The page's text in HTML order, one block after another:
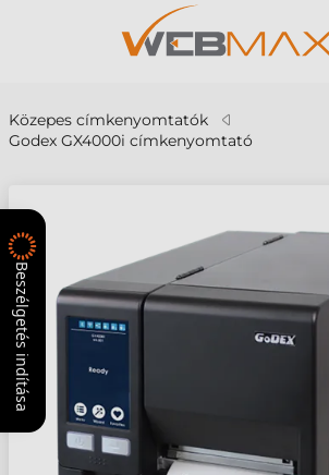
Közepes címkenyomtatók
Godex GX4000i címkenyomtató
Beszélgetés indítása